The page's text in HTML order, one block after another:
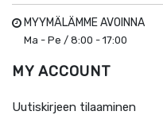
MYYMÄLÄMME AVOINNA
Ma - Pe / 8:00 - 17:00
MY ACCOUNT
Uutiskirjeen tilaaminen